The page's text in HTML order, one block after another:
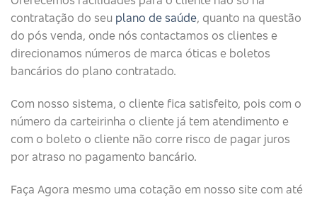
contratação do seu plano de saúde, quanto na questão
do pós venda, onde nós contactamos os clientes e
direcionamos números de marca óticas e boletos
bancários do plano contratado.
Com nosso sistema, o cliente fica satisfeito, pois com o
número da carteirinha o cliente já tem atendimento e
com o boleto o cliente não corre risco de pagar juros
por atraso no pagamento bancário.
Faça Agora mesmo uma cotação em nosso site com até